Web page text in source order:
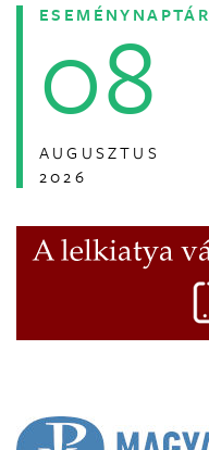
ESEMÉNYNAPTÁR
08
AUGUSZTUS
2026